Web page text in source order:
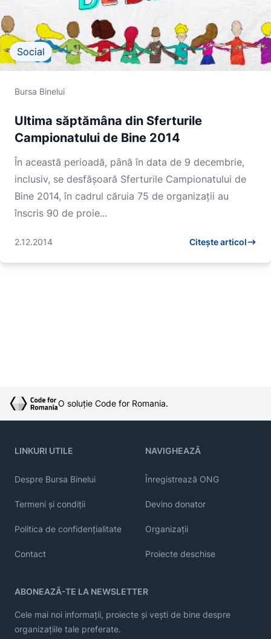
Social
Bursa Binelui
Ultima săptămâna din Sferturile
Campionatului de Bine 2014
În această perioadă, până în data de 9 decembrie,
inclusiv, se desfășoară Sferturile Campionatului de
Bine 2014, în cadrul căruia 75 de organizații au
înscris 90 de proie...
2.12.2014 Citește articol
O soluție Code for Romania.
LINKURI UTILE
Despre Bursa Binelui
Termeni și condiții
Politica de confidențialitate
Contact
NAVIGHEAZĂ
Înregistrează ONG
Devino donator
Organizații
Proiecte deschise
ABONEAZĂ-TE LA NEWSLETTER
Cele mai noi informații, proiecte și vești de bine despre
organizațiile tale preferate.